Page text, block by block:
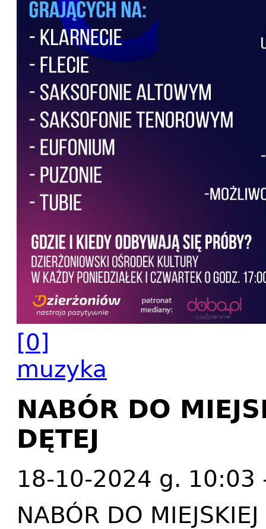
[0]
muzyka
NABÓR DO
DĘTEJ
18-10-2024 g. 10:03
NABÓR DO